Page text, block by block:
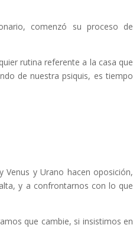
comenzó su proceso de
rutina referente a la casa que
de nuestra psiquis, es tiempo
y Urano hacen oposición,
y a confrontarnos con lo que
que cambie, si insistimos en